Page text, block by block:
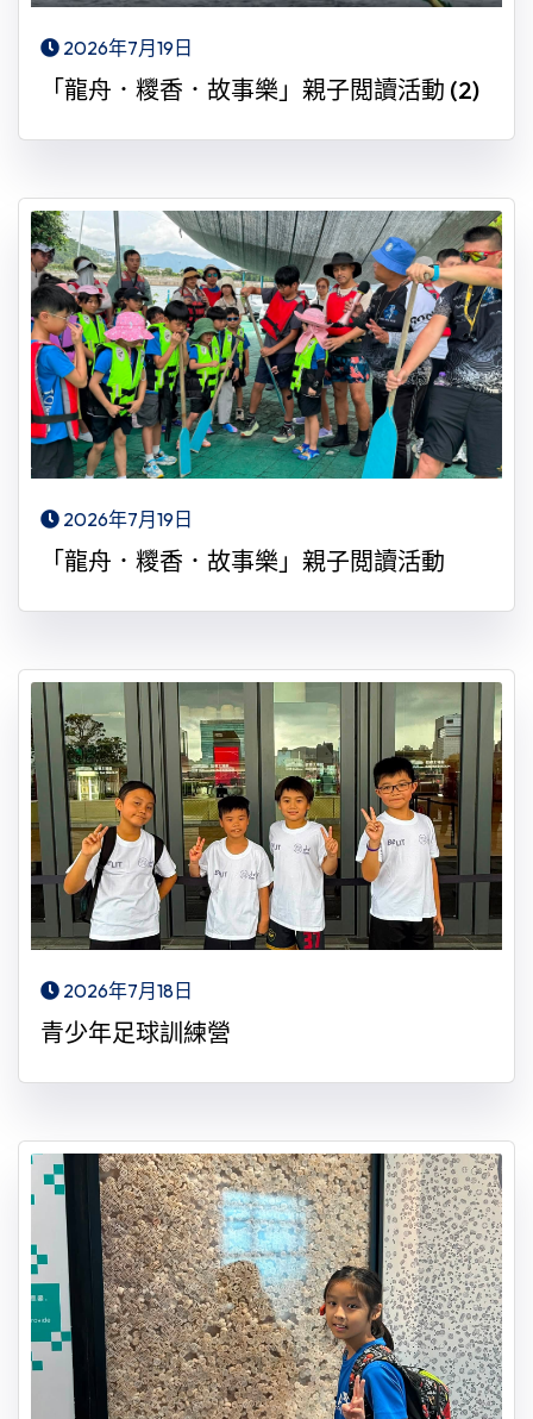
2026年7月19日
「龍舟．糭香．故事樂」親子閲讀活動 (2)
2026年7月19日
「龍舟．糭香．故事樂」親子閲讀活動
2026年7月18日
青少年足球訓練營